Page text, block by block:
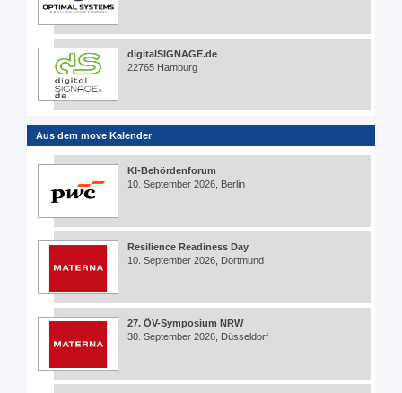
digitalSIGNAGE.de
22765 Hamburg
Aus dem move Kalender
KI-Behördenforum
10. September 2026, Berlin
Resilience Readiness Day
10. September 2026, Dortmund
27. ÖV-Symposium NRW
30. September 2026, Düsseldorf